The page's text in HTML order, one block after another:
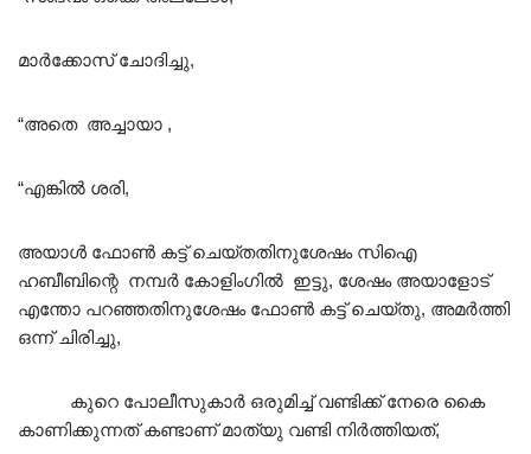
മാർക്കോസ് ചോദിച്ചു,
“അതെ അച്ചായാ ,
“എങ്കിൽ ശരി,
അയാൾ ഫോൺ കട്ട് ചെയ്തതിനുശേഷം സിഐ
ഹബീബിന്റെ നമ്പർ കോളിംഗിൽ ഇട്ടു, ശേഷം അയാളോട്
എന്തോ പറഞ്ഞതിനുശേഷം ഫോൺ കട്ട് ചെയ്തു, അമർത്തി
ഒന്ന് ചിരിച്ചു,
കുറെ പോലീസുകാർ ഒരുമിച്ച് വണ്ടിക്ക് നേരെ കൈ
കാണിക്കുന്നത് കണ്ടാണ് മാത്യു വണ്ടി നിർത്തിയത്,